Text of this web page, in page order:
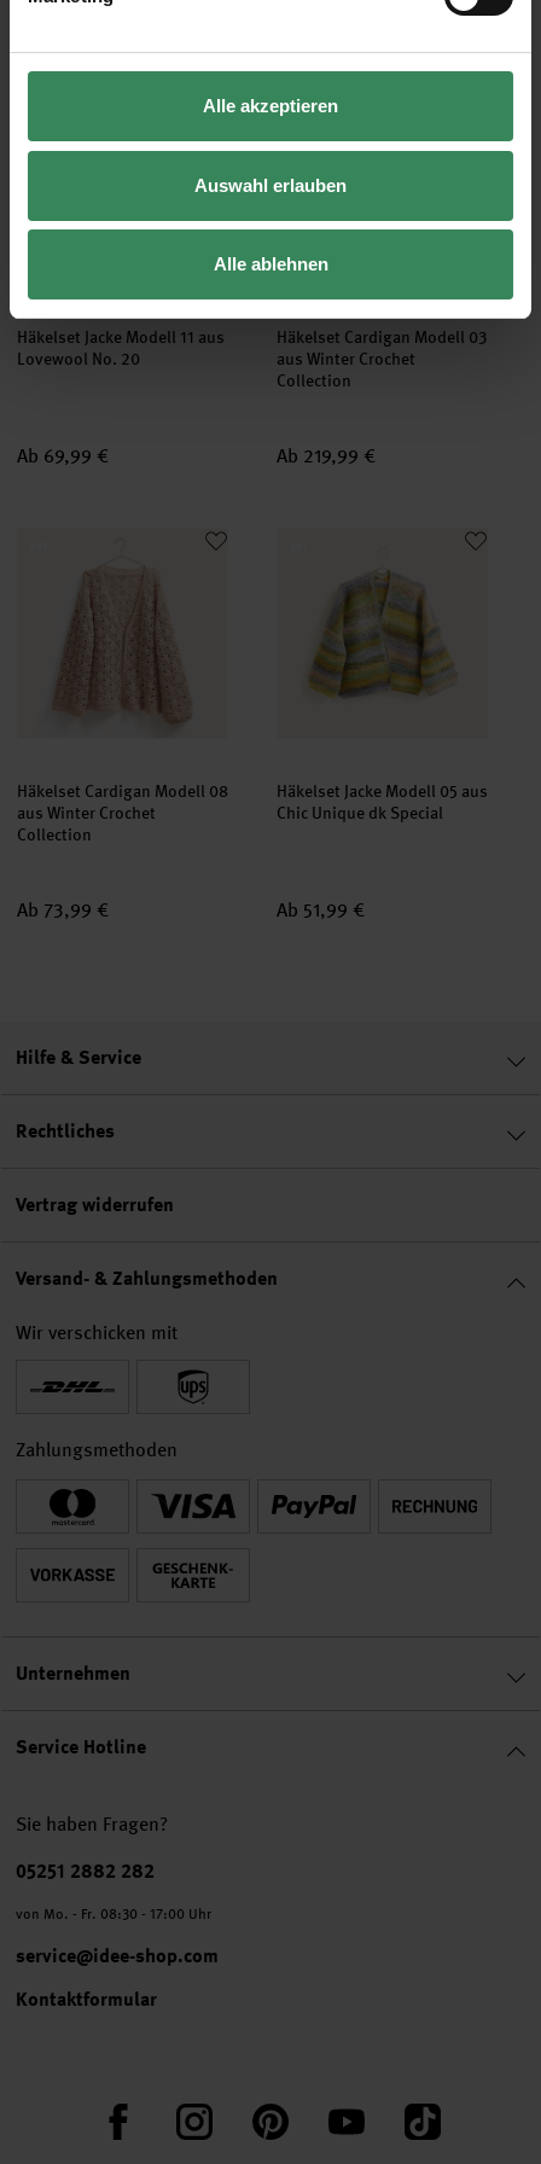
Alle akzeptieren
Auswahl erlauben
Alle ablehnen
Häkelset Jacke Modell 11 aus Lovewool No. 20
Häkelset Jacke Modell 11 aus
Lovewool No. 20
Ab 69,99 €
Häkelset Cardigan Modell 03
Häkelset Cardigan Modell 03
aus Winter Crochet
Collection
Ab 219,99 €
Häkelset Cardigan Modell 08 aus Winter Crochet Collection
Häkelset Cardigan Modell 08
aus Winter Crochet
Collection
Ab 73,99 €
Häkelset Jacke Modell 05 aus
Häkelset Jacke Modell 05 aus
Chic Unique dk Special
Ab 51,99 €
Service Hotline
Sie haben Fragen?
Telefonnummer
05251 2882 282
von Mo. - Fr. 08:30 - 17:00 Uhr
service@idee-shop.com
Kontaktformular
FacebookInstagram PinterestYouTube TikTok
Hilfe & Service
Rechtliches
Vertrag widerrufen
Versand- & Zahlungsmethoden
Wir verschicken mit
Zahlungsmethoden
Unternehmen